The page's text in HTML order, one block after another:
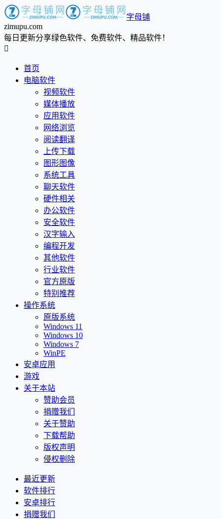
字母铺
zimupu.com
每日更新分享绿色软件、免费软件、精品软件！

首页
电脑软件
视频软件
媒体播放
应用软件
网络浏览
阅读翻译
上传下载
图形图像
系统工具
聊天软件
硬件相关
办公软件
安全软件
汉字输入
编程开发
其他软件
行业软件
官方原版
特别推荐
操作系统
原版系统
Windows 11
Windows 10
Windows 7
WinPE
安卓应用
游戏
关于本站
赞助会员
捐赠我们
关于赞助
下载帮助
版权声明
侵权删除
最近更新
软件排行
安卓排行
捐赠我们